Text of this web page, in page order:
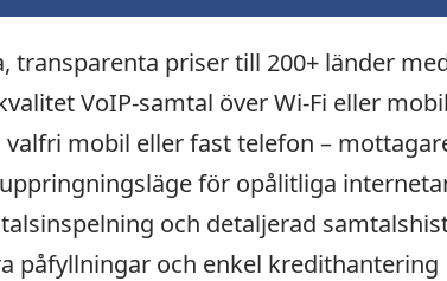
transparenta priser till 200+ länder
VoIP-samtal över Wi-Fi eller
valfri mobil eller fast telefon –
för opålitliga
och detaljerad
påfyllningar och enkel kredithantering